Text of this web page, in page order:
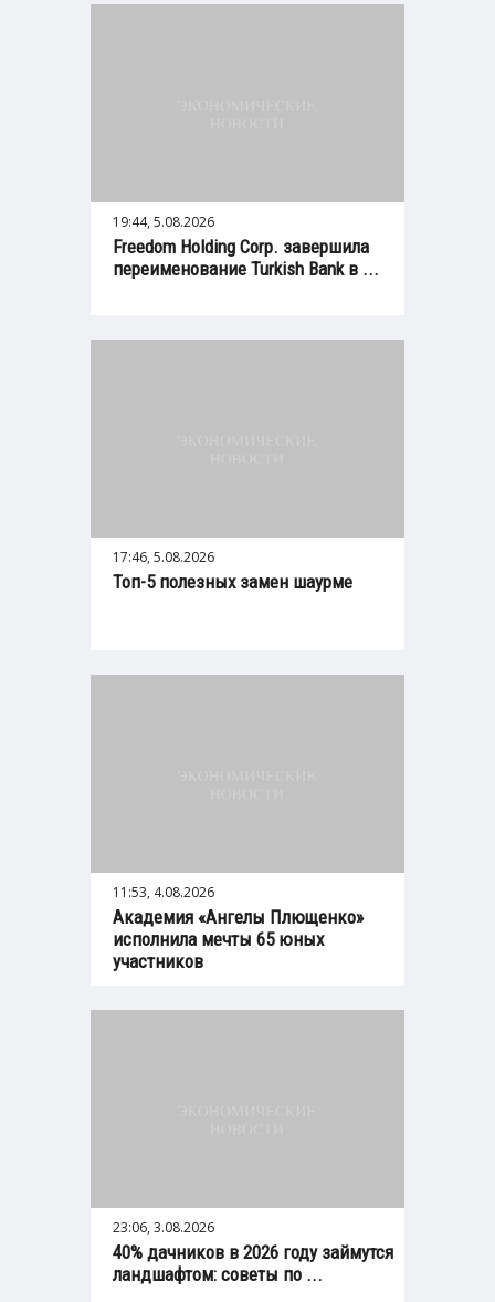
19:44, 5.08.2026
Freedom Holding Corp. завершила
переименование Turkish Bank в ...
17:46, 5.08.2026
Топ-5 полезных замен шаурме
11:53, 4.08.2026
Академия «Ангелы Плющенко»
исполнила мечты 65 юных
участников
23:06, 3.08.2026
40% дачников в 2026 году займутся
ландшафтом: советы по ...